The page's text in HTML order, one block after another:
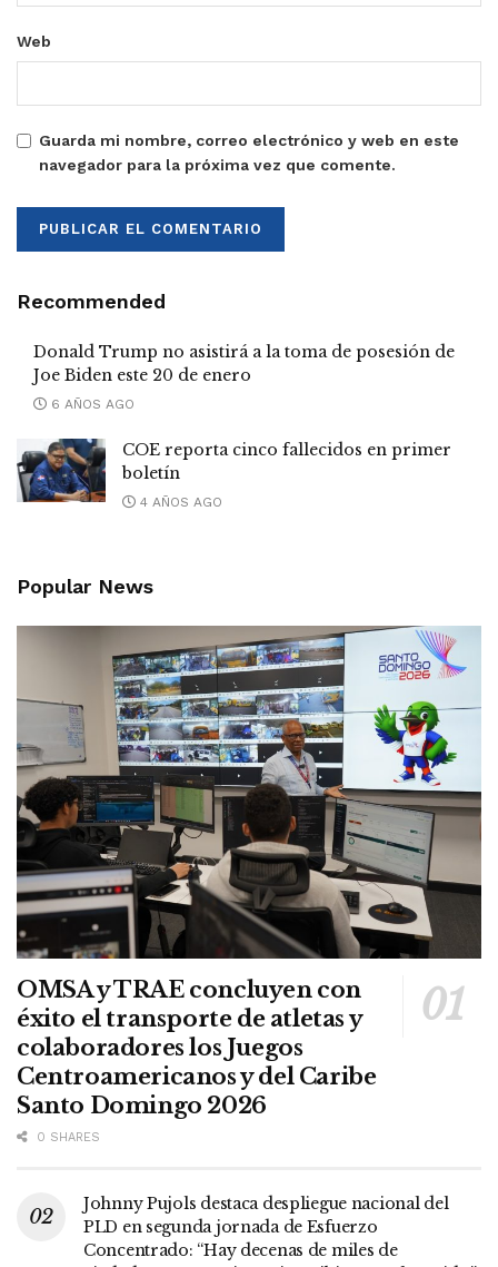
Web
Guarda mi nombre, correo electrónico y web en este
navegador para la próxima vez que comente.
Recommended
Donald Trump no asistirá a la toma de posesión de
Joe Biden este 20 de enero
6 AÑOS AGO
COE reporta cinco fallecidos en primer
boletín
4 AÑOS AGO
Popular News
OMSA y TRAE concluyen con
éxito el transporte de atletas y
colaboradores los Juegos
Centroamericanos y del Caribe
Santo Domingo 2026
0 SHARES
Johnny Pujols destaca despliegue nacional del
PLD en segunda jornada de Esfuerzo
Concentrado: “Hay decenas de miles de